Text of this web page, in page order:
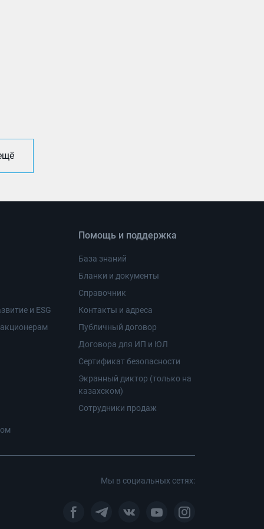
и ESG
Помощь и поддержка
База знаний
Бланки и документы
Справочник
Контакты и адреса
Публичный договор
Договора для ИП и ЮЛ
Сертификат безопасности
Экранный диктор (только на
казахском)
Сотрудники продаж
Мы в социальных сетях: